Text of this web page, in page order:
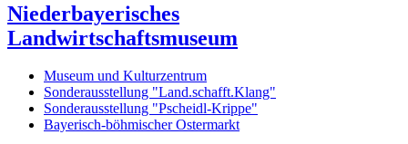
Niederbayerisches
Landwirtschaftsmuseum
Museum und Kulturzentrum
Sonderausstellung "Land.schafft.Klang"
Sonderausstellung "Pscheidl-Krippe"
Bayerisch-böhmischer Ostermarkt